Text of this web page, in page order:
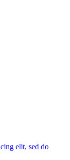
elit, sed do